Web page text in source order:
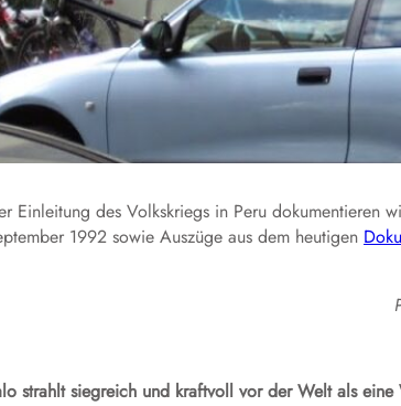
Einleitung des Volkskriegs in Peru dokumentieren
1992 sowie Auszüge aus dem heutigen
strahlt siegreich und kraftvoll vor der Welt als eine